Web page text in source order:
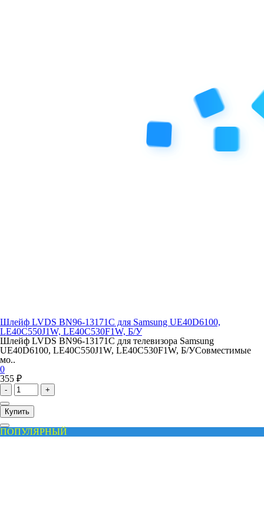
Шлейф LVDS BN96-13171C для Samsung UE40D6100,
LE40C550J1W, LE40C530F1W, Б/У
Шлейф LVDS BN96-13171C для телевизора Samsung
UE40D6100, LE40C550J1W, LE40C530F1W, Б/УСовместимые
мо..
0
355 ₽
- +
Купить
ПОПУЛЯРНЫЙ